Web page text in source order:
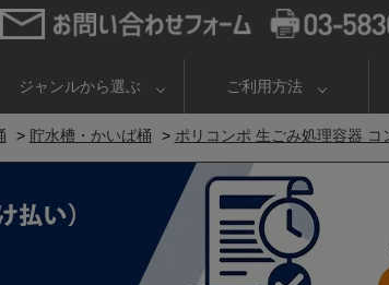
ジャンルから選ぶ ご利用方法
> 貯水槽・かいば桶 > ポリコンポ 生ごみ処理容器